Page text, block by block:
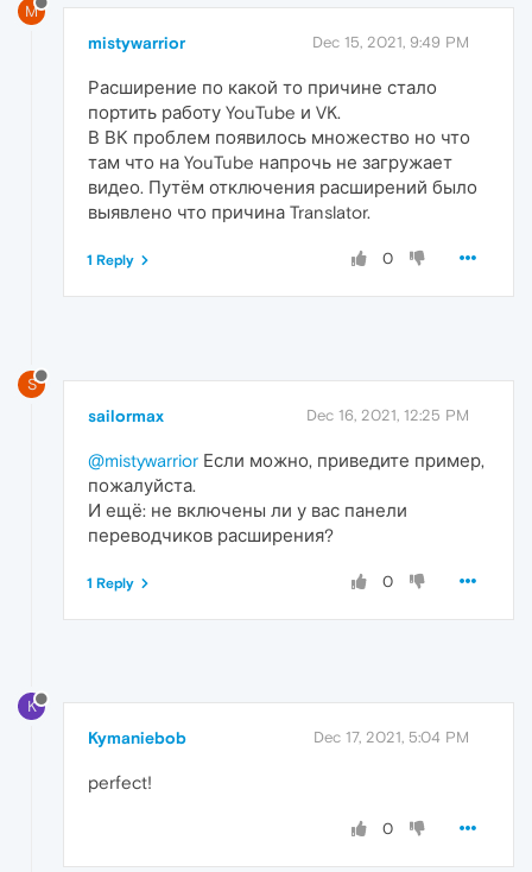
M
mistywarrior Dec 15, 2021, 9:49 PM
Расширение по какой то причине стало
портить работу YouTube и VK.
В ВК проблем появилось множество но что
там что на YouTube напрочь не загружает
видео. Путём отключения расширений было
выявлено что причина Translator.
0
1 Reply
S
sailormax Dec 16, 2021, 12:25 PM
@mistywarrior Если можно, приведите пример,
пожалуйста.
И ещё: не включены ли у вас панели
переводчиков расширения?
0
1 Reply
K
Kymaniebob Dec 17, 2021, 5:04 PM
perfect!
0